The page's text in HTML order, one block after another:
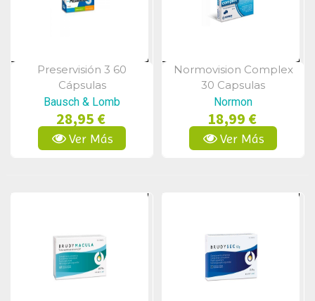
Vista Rápida
Preservisión 3 60
Cápsulas
Bausch & Lomb
28,95 €
Ver Más
Vista Rápida
Normovision Complex
30 Capsulas
Normon
18,99 €
Ver Más